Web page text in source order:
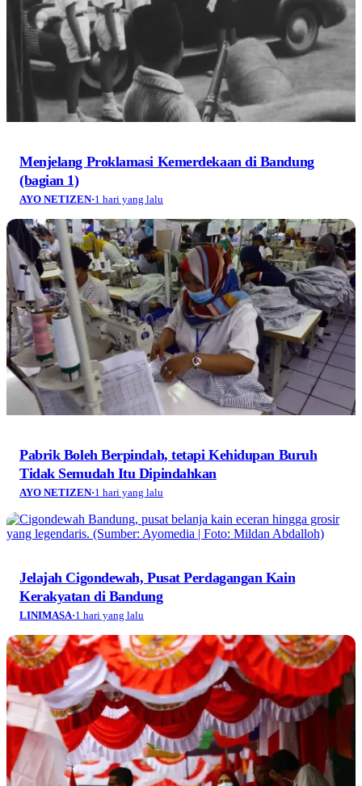
Menjelang Proklamasi Kemerdekaan di Bandung
(bagian 1)
AYO NETIZEN·1 hari yang lalu
Pabrik Boleh Berpindah, tetapi Kehidupan Buruh
Tidak Semudah Itu Dipindahkan
AYO NETIZEN·1 hari yang lalu
Jelajah Cigondewah, Pusat Perdagangan Kain
Kerakyatan di Bandung
LINIMASA·1 hari yang lalu